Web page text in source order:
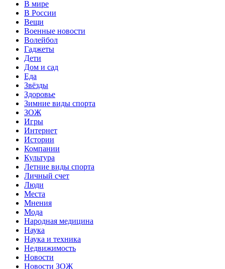
В мире
В России
Вещи
Военные новости
Волейбол
Гаджеты
Дети
Дом и сад
Еда
Звёзды
Здоровье
Зимние виды спорта
ЗОЖ
Игры
Интернет
Истории
Компании
Культура
Летние виды спорта
Личный счет
Люди
Места
Мнения
Мода
Народная медицина
Наука
Наука и техника
Недвижимость
Новости
Новости ЗОЖ